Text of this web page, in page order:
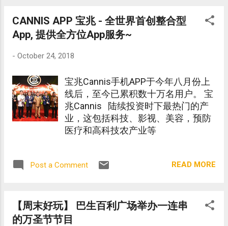
CANNIS APP 宝兆 - 全世界首创整合型
App, 提供全方位App服务~
- October 24, 2018
宝兆Cannis手机APP于今年八月份上
线后，至今已累积数十万名用户。 宝
兆Cannis 陆续投资时下最热门的产
业，这包括科技、影视、美容，预防
医疗和高科技农产业等
Post a Comment READ MORE
【周末好玩】 巴生百利广场举办一连串
的万圣节节目